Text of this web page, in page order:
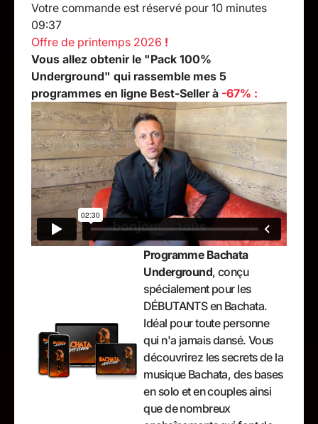
Votre commande est réservé pour 10 minutes
09:36
Offre de printemps 2026 !
Vous allez obtenir le "Pack 100%
Underground" qui rassemble mes 5
programmes en ligne Best-Seller à -67% :
Programme Bachata
Underground, conçu
spécialement pour les
DÉBUTANTS en Bachata.
Idéal pour toute personne
qui n'a jamais dansé. Vous
découvrirez les secrets de la
musique Bachata, des bases
en solo et en couples ainsi
que de nombreux